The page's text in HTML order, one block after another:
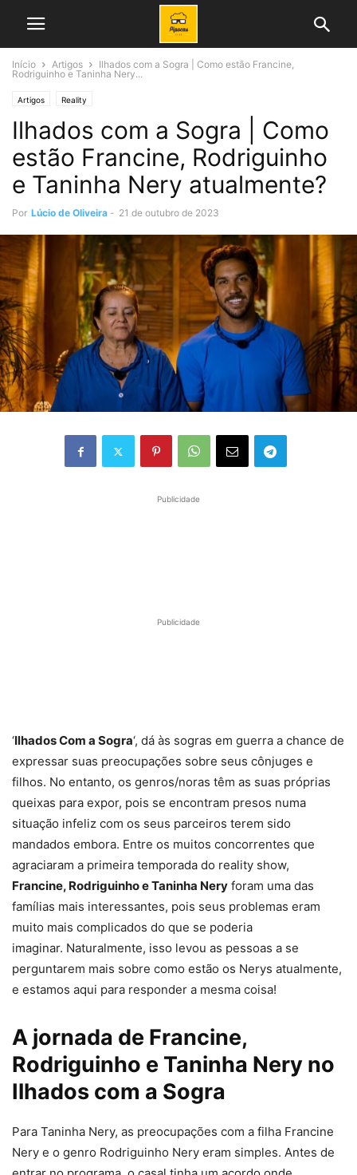
Início Artigos
Ilhados com a Sogra | Como estão Francine,
Rodriguinho e Taninha Nery...
Artigos Reality
Ilhados com a Sogra | Como
estão Francine, Rodriguinho
e Taninha Nery atualmente?
Por Lúcio de Oliveira - 21 de outubro de 2023
Publicidade
Publicidade
‘Ilhados Com a Sogra‘, dá às sogras em guerra a chance de
expressar suas preocupações sobre seus cônjuges e
filhos. No entanto, os genros/noras têm as suas próprias
queixas para expor, pois se encontram presos numa
situação infeliz com os seus parceiros terem sido
mandados embora. Entre os muitos concorrentes que
agraciaram a primeira temporada do reality show,
Francine, Rodriguinho e Taninha Nery foram uma das
famílias mais interessantes, pois seus problemas eram
muito mais complicados do que se poderia
imaginar. Naturalmente, isso levou as pessoas a se
perguntarem mais sobre como estão os Nerys atualmente,
e estamos aqui para responder a mesma coisa!
A jornada de Francine,
Rodriguinho e Taninha Nery no
Ilhados com a Sogra
Para Taninha Nery, as preocupações com a filha Francine
Nery e o genro Rodriguinho Nery eram simples. Antes de